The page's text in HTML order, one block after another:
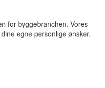
for byggebranchen. Vores
egne personlige ønsker.